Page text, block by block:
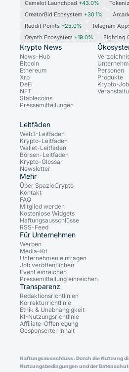
Camelot Launchpad +43.0%
CreatorBid Ecosystem +30.1%
Reddit Points +25.0% Telegram
Orynth Ecosystem +19.0% Fighting
Krypto News
News-Hub
Bitcoin
Ethereum
Xrp
DeFi
NFT
Stablecoins
Pressemitteilungen
Personen
Produkte
Krypto-
Leitfäden
Web3-Leitfaden
Krypto-Leitfaden
Wallet-Leitfaden
Börsen-Leitfaden
Krypto-Glossar
Newsletter
Mehr
Über SpazioCrypto
Kontakt
FAQ
Mitglied werden
Kostenlose Widgets
Haftungsausschlüsse
RSS-Feed
Für Unternehmen
Werben
Media-Kit
Unternehmen eintragen
Job veröffentlichen
Event einreichen
Pressemitteilung einreichen
Transparenz
Redaktionsrichtlinien
Korrekturrichtlinie
Ethik & Unabhängigkeit
KI-Nutzungsrichtlinie
Affiliate-Offenlegung
Gesponserter Inhalt
Haftungsausschluss: Durch die Nutzung
Nutzungsbedingungen und der